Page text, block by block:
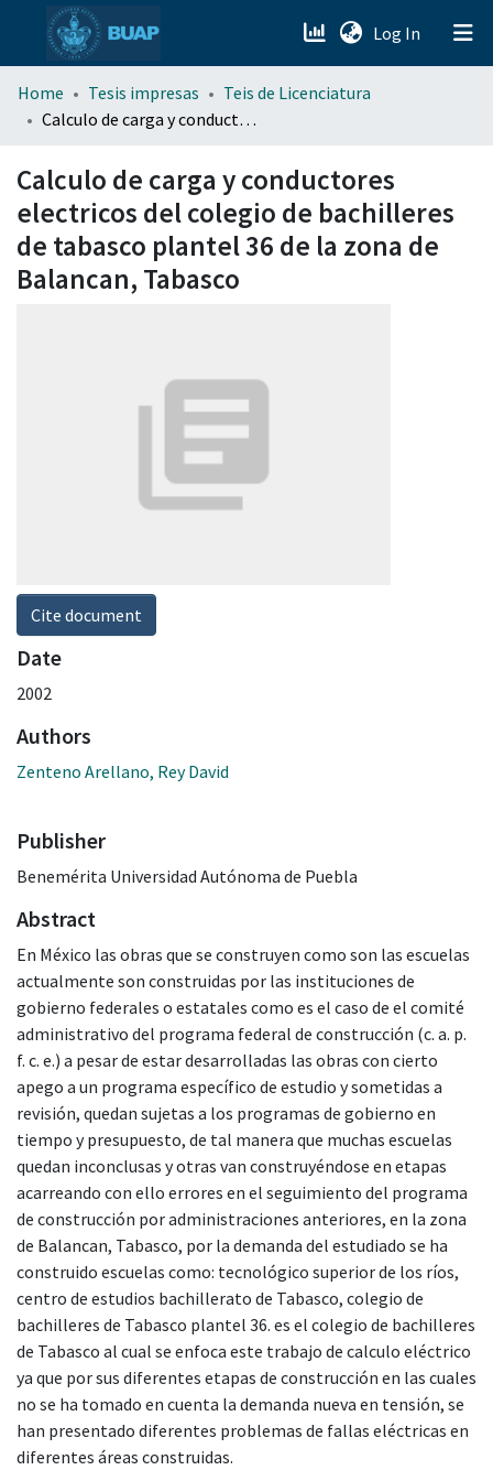
Log In (current)
menu.section.about_menu
Home Tesis impresas
Teis de Licenciatura
Calculo de carga y conductores electricos del colegio de bachilleres de tabasco plantel 36 de la zona de Balancan, Tabasco
Calculo de carga y conductores
electricos del colegio de bachilleres
de tabasco plantel 36 de la zona de
Balancan, Tabasco
Cite document
Date
2002
Authors
Zenteno Arellano, Rey David
Publisher
Benemérita Universidad Autónoma de Puebla
Abstract
En México las obras que se construyen como son las escuelas
actualmente son construidas por las instituciones de
gobierno federales o estatales como es el caso de el comité
administrativo del programa federal de construcción (c. a. p.
f. c. e.) a pesar de estar desarrolladas las obras con cierto
apego a un programa específico de estudio y sometidas a
revisión, quedan sujetas a los programas de gobierno en
tiempo y presupuesto, de tal manera que muchas escuelas
quedan inconclusas y otras van construyéndose en etapas
acarreando con ello errores en el seguimiento del programa
de construcción por administraciones anteriores, en la zona
de Balancan, Tabasco, por la demanda del estudiado se ha
construido escuelas como: tecnológico superior de los ríos,
centro de estudios bachillerato de Tabasco, colegio de
bachilleres de Tabasco plantel 36. es el colegio de bachilleres
de Tabasco al cual se enfoca este trabajo de calculo eléctrico
ya que por sus diferentes etapas de construcción en las cuales
no se ha tomado en cuenta la demanda nueva en tensión, se
han presentado diferentes problemas de fallas eléctricas en
diferentes áreas construidas.